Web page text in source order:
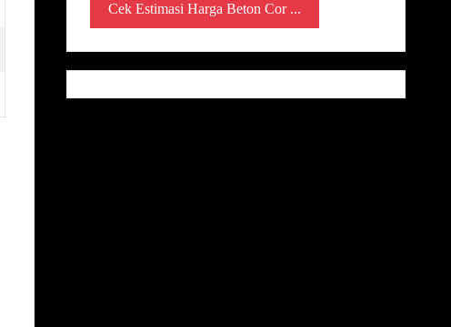
Cek Estimasi Harga Beton Cor ...